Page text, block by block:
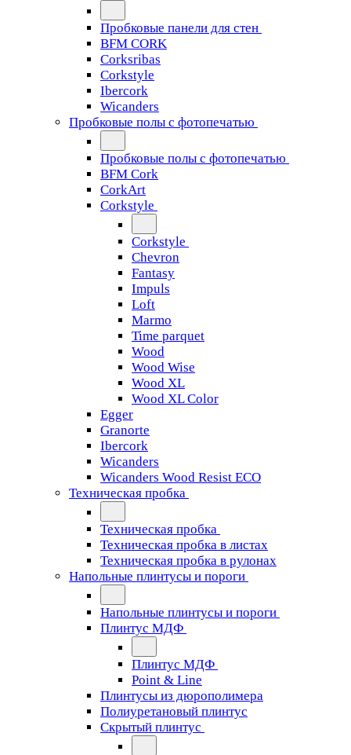
Пробковые панели для стен
BFM CORK
Corksribas
Corkstyle
Ibercork
Wicanders
Пробковые полы с фотопечатью
Пробковые полы с фотопечатью
BFM Cork
CorkArt
Corkstyle
Corkstyle
Chevron
Fantasy
Impuls
Loft
Marmo
Time parquet
Wood
Wood Wise
Wood XL
Wood XL Color
Egger
Granorte
Ibercork
Wicanders
Wicanders Wood Resist ECO
Техническая пробка
Техническая пробка
Техническая пробка в листах
Техническая пробка в рулонах
Напольные плинтусы и пороги
Напольные плинтусы и пороги
Плинтус МДФ
Плинтус МДФ
Point & Line
Плинтусы из дюрополимера
Полиуретановый плинтус
Скрытый плинтус